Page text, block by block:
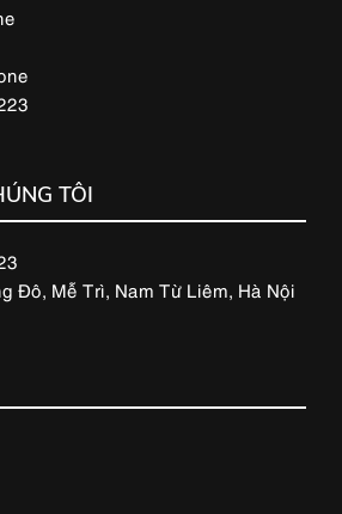
TÔI
Đô, Mễ Trì, Nam Từ Liêm, Hà Nội